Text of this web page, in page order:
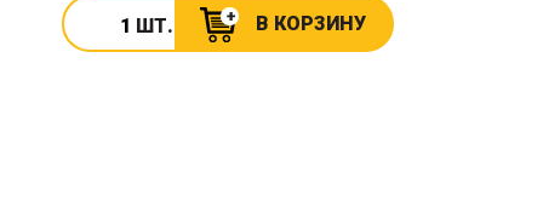
ШТ. В КОРЗИНУ